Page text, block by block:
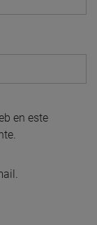
en este